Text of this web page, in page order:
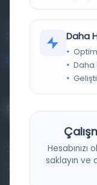
34320 İstanbul
Osmanlica.com
Aruz ve Hece Ölçüsü
Daha
Daha
Hesabınızı
saklayın ve